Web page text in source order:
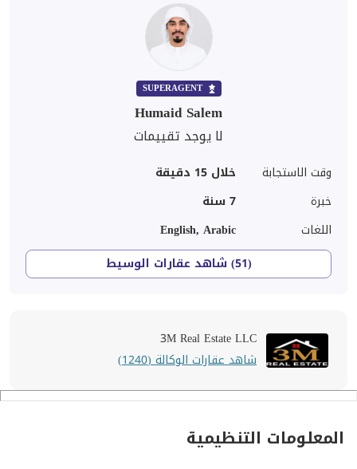
SUPERAGENT
Humaid Salem
لا يوجد تقييمات
وقت الاستجابة
خلال 15 دقيقة
خبرة
7 سنة
اللغات
English, Arabic
(51) شاهد عقارات الوسيط
3M Real Estate LLC
شاهد عقارات الوكالة (1240)
المعلومات التنظيمية